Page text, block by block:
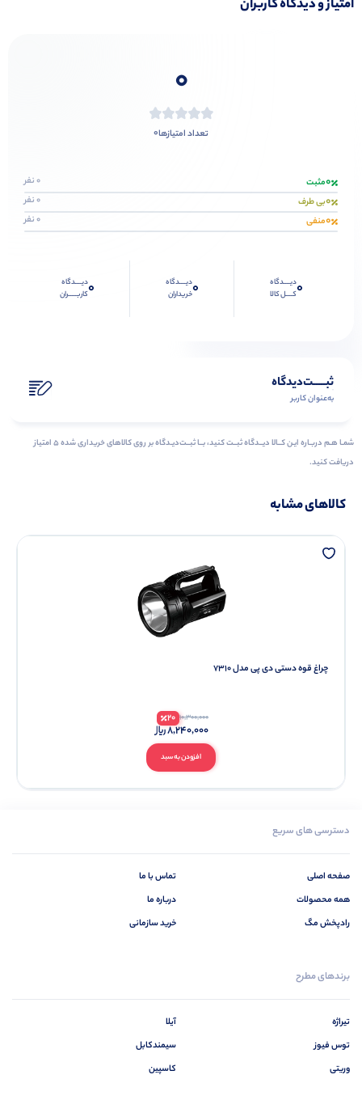
امتیاز و دیدگاه کاربران
0
تعداد امتیازها0
0مثبت 0 نفر
0بی طرف 0 نفر
0منفی 0 نفر
0دیــــدگاه
کــــل کالا
0دیــــدگاه
خریداران
0دیــــدگاه
کاربـــــران
ثبـــــت‌دیدگاه
به‌عنوان کاربر
شمـا هـم دربـاره ایـن کــالا دیــدگاه ثبــت کنید، بــا ثبــت‌دیـدگاه بر روی کالاهای خریداری شده ۵ امتیاز
دریافت کنید.
کالاهای مشابه
چراغ قوه دستی دی پی مدل 7310
افزودن به سبد
10,300,000
20
8,240,000
دسترسی های سریع
صفحه اصلی
همه محصولات
رادپخش مگ
تماس با ما
درباره ما
خرید سازمانی
برندهای مطرح
تیراژه
توس فیوز
وریتی
آیلا
سیمندکابل
کاسپین